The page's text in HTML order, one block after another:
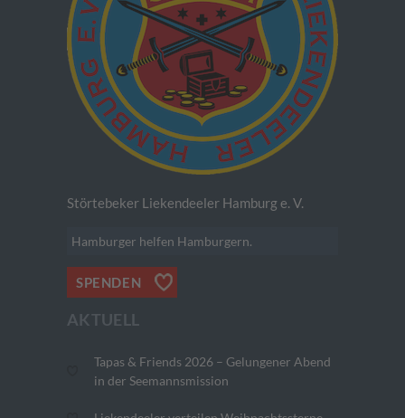
Störtebeker Liekendeeler Hamburg e. V.
Hamburger helfen Hamburgern.
SPENDEN
AKTUELL
Tapas & Friends 2026 – Gelungener Abend
in der Seemannsmission